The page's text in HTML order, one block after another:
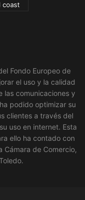
coast
Fondo Europeo de
el uso y la calidad
las comunicaciones y
podido optimizar su
clientes a través del
uso en internet. Esta
ello ha contado con
Cámara de Comercio,